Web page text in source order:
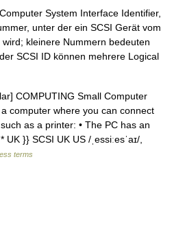
System Interface Identifier,
unter der ein SCSI Gerät vom
kleinere Nummern bedeuten
SCSI ID können mehrere Logical
COMPUTING Small Computer
computer where you can connect
as a printer: • The PC has an
}} SCSI UK US /ˌessiːesˈaɪ/,
terms